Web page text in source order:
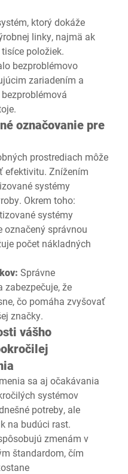
ktorý dokáže
linky, najmä ak
položiek.
bezproblémovo
zariadením a
označovanie pre
prostrediach môže
efektivitu. Znížením
systémy
Okrem toho:
systémy
označený správnou
počet nákladných
Správne
zabezpečuje, že
čo pomáha zvyšovať
značky.
vášho
sa aj očakávania
systémov
potreby, ale
na budúci rast.
zmenám v
štandardom, čím